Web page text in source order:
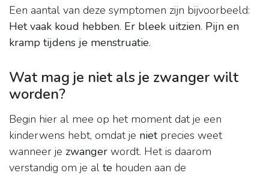
Een aantal van deze symptomen zijn bijvoorbeeld:
Het vaak koud hebben. Er bleek uitzien. Pijn en
kramp tijdens je menstruatie.
Wat mag je niet als je zwanger wilt
worden?
Begin hier al mee op het moment dat je een
kinderwens hebt, omdat je nietprecies weet
wanneer je zwanger wordt. Het is daarom
verstandig om je al te houden aan de